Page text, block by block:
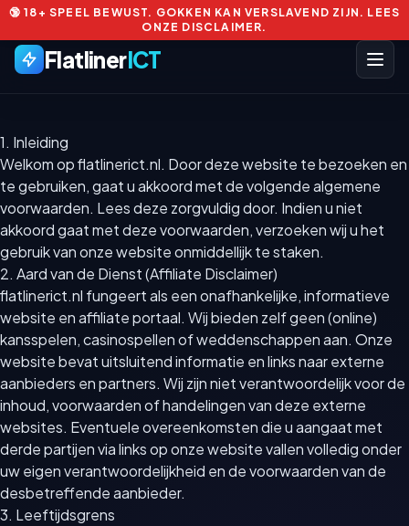
🔞 18+ SPEEL BEWUST. GOKKEN KAN VERSLAVEND ZIJN. LEES
ONZE DISCLAIMER.
FlatlinerICT
1. Inleiding
Welkom op flatlinerict.nl. Door deze website te bezoeken en
te gebruiken, gaat u akkoord met de volgende algemene
voorwaarden. Lees deze zorgvuldig door. Indien u niet
akkoord gaat met deze voorwaarden, verzoeken wij u het
gebruik van onze website onmiddellijk te staken.
2. Aard van de Dienst (Affiliate Disclaimer)
flatlinerict.nl fungeert als een onafhankelijke, informatieve
website en affiliate portaal. Wij bieden zelf geen (online)
kansspelen, casinospellen of weddenschappen aan. Onze
website bevat uitsluitend informatie en links naar externe
aanbieders en partners. Wij zijn niet verantwoordelijk voor de
inhoud, voorwaarden of handelingen van deze externe
websites. Eventuele overeenkomsten die u aangaat met
derde partijen via links op onze website vallen volledig onder
uw eigen verantwoordelijkheid en de voorwaarden van de
desbetreffende aanbieder.
3. Leeftijdsgrens